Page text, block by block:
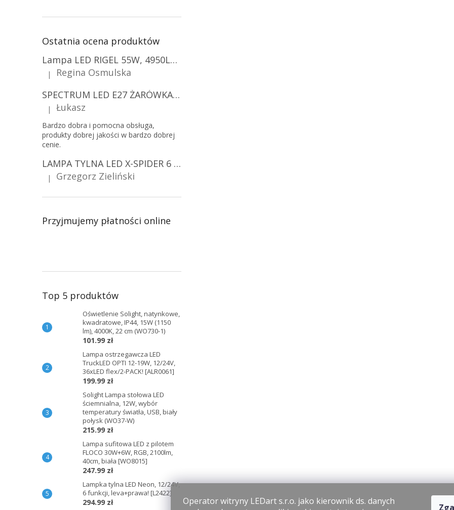
Operator witryny LEDart s.r.o. jako kierownik ds. danych
Ostatnia ocena produktów
Lampa LED RIGEL 55W, 4950LM, E27, 6500K [WL-10]
Ocena produktu to 5 na 5 gwiazdek.
|
Regina Osmulska
SPECTRUM LED E27 ŻARÓWKA LED 9W, A60/10-PACK!
Ocena produktu to 5 na 5 gwiazdek.
| Łukasz
Bardzo dobra i pomocna obsługa,
produkty dobrej jakości w bardzo dobrej
cenie.
LAMPA TYLNA LED X-SPIDER 6 FUNKCJI, R10, R148, R150, IP67, MOCOWANIE NA ŚRUBY [L2425]
Ocena produktu to 5 na 5 gwiazdek.
| Grzegorz Zieliński
Przyjmujemy płatności online
Top 5 produktów
Oświetlenie Solight, natynkowe,
kwadratowe, IP44, 15W (1150
lm), 4000K, 22 cm (WO730-1)
101.99 zł
Lampa ostrzegawcza LED
TruckLED OPTI 12-19W, 12/24V,
36xLED flex/2-PACK! [ALR0061]
199.99 zł
Solight Lampa stołowa LED
ściemnialna, 12W, wybór
temperatury światła, USB, biały
połysk (WO37-W)
215.99 zł
Lampa sufitowa LED z pilotem
FLOCO 30W+6W, RGB, 2100lm,
40cm, biała [WO8015]
247.99 zł
Lampka tylna LED Neon, 12/24V,
6 funkcji, leva+prawa! [L2422]
294.99 zł